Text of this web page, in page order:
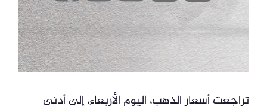
تراجعت أسعار الذهب، اليوم الأربعاء، إلى أدنى